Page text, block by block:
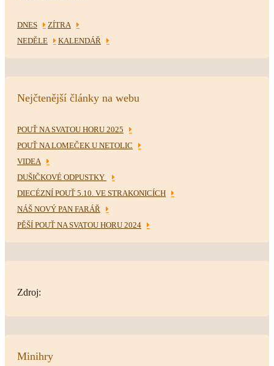
DNES
ZÍTRA
NEDĚLE
KALENDÁŘ
Nejčtenější články na webu
POUŤ NA SVATOU HORU 2025
POUŤ NA LOMEČEK U NETOLIC
VIDEA
DUŠIČKOVÉ ODPUSTKY
DIECÉZNÍ POUŤ 5.10. VE STRAKONICÍCH
NÁŠ NOVÝ PAN FARÁŘ
PĚŠÍ POUŤ NA SVATOU HORU 2024
Zdroj:
Minihry